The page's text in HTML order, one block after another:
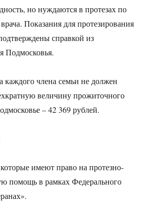
но нуждаются в протезах по
Показания для протезирования
справкой из
Подмосковья.
каждого члена семьи не должен
величину прожиточного
– 42 369 рублей.
имеют право на протезно-
помощь в рамках Федерального